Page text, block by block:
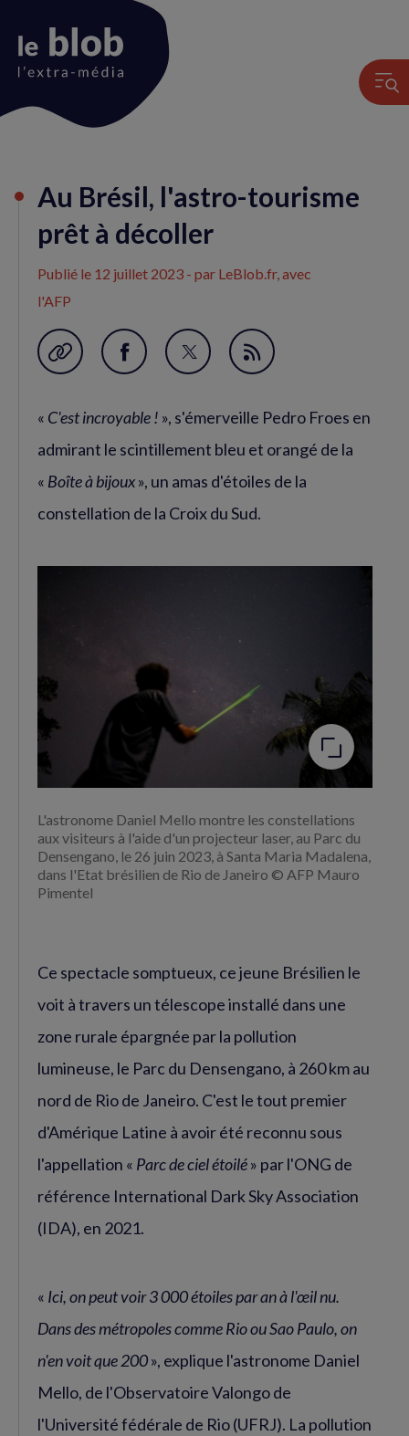
du
Au Brésil, l'astro-tourisme
prêt à décoller
Publié le 12 juillet 2023 - par LeBlob.fr, avec
l'AFP
Garder en favori
Partager
Facebook
(nouvelle
Partager
Twitter
(nouvelle
fenêtre)
Flux
« C'est incroyable ! », s'émerveille Pedro Froes en
admirant le scintillement bleu et orangé de la
« Boîte à bijoux», un amas d'étoiles de la
constellation de la Croix du Sud.
Agrandir
l'image
L'astronome Daniel Mello montre les constellations
aux visiteurs à l'aide d'un projecteur laser, au Parc du
Densengano, le 26 juin 2023, à Santa Maria Madalena,
dans l'Etat brésilien de Rio de Janeiro © AFP Mauro
Pimentel
Ce spectacle somptueux, ce jeune Brésilien le
voit à travers un télescope installé dans une
zone rurale épargnée par la pollution
lumineuse, le Parc du Densengano, à 260 km au
nord de Rio de Janeiro. C'est le tout premier
d'Amérique Latine à avoir été reconnu sous
l'appellation « Parc de ciel étoilé» par l'ONG de
référence International Dark Sky Association
(IDA), en 2021.
« Ici, on peut voir 3 000 étoiles par an à l'œil nu.
Dans des métropoles comme Rio ou Sao Paulo, on
n'en voit que 200», explique l'astronome Daniel
Mello, de l'Observatoire Valongo de
l'Université fédérale de Rio (UFRJ). La pollution